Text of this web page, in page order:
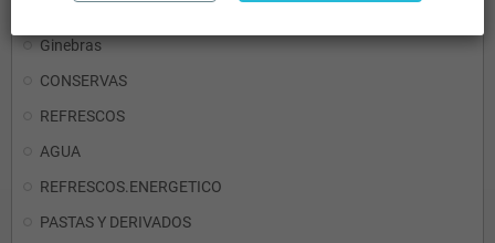
Ginebras
CONSERVAS
REFRESCOS
AGUA
REFRESCOS.ENERGETICO
PASTAS Y DERIVADOS